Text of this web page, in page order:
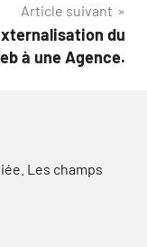
Article suivant
du
à une Agence.
Les champs